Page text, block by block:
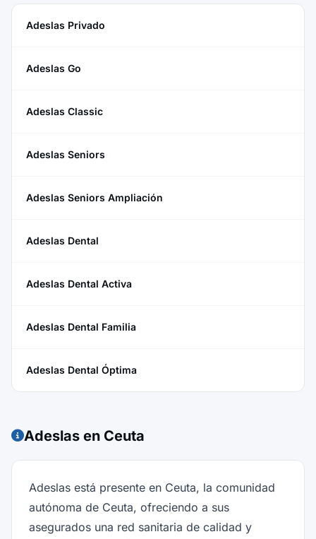
Adeslas Privado
Adeslas Go
Adeslas Classic
Adeslas Seniors
Adeslas Seniors Ampliación
Adeslas Dental
Adeslas Dental Activa
Adeslas Dental Familia
Adeslas Dental Óptima
Adeslas en Ceuta
Adeslas está presente en Ceuta, la comunidad
autónoma de Ceuta, ofreciendo a sus
asegurados una red sanitaria de calidad y